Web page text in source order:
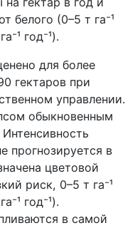
белого (0–5 т га⁻¹
год⁻¹).
для более
гектаров при
управлении.
обыкновенным
прогнозируется в
цветовой
риск, 0–5 т га⁻¹
год⁻¹).
в самой